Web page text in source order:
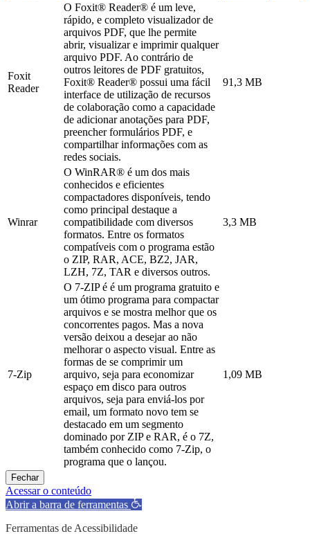
Foxit
Reader
O Foxit® Reader® é um leve,
rápido, e completo visualizador de
arquivos PDF, que lhe permite
abrir, visualizar e imprimir qualquer
arquivo PDF. Ao contrário de
outros leitores de PDF gratuitos,
Foxit® Reader® possui uma fácil
interface de utilização de recursos
de colaboração como a capacidade
de adicionar anotações para PDF,
preencher formulários PDF, e
compartilhar informações com as
redes sociais.
91,3 MB
Winrar
O WinRAR® é um dos mais
conhecidos e eficientes
compactadores disponíveis, tendo
como principal destaque a
compatibilidade com diversos
formatos. Entre os formatos
compatíveis com o programa estão
o ZIP, RAR, ACE, BZ2, JAR,
LZH, 7Z, TAR e diversos outros.
3,3 MB
7-Zip
O 7-ZIP é é um programa gratuito e
um ótimo programa para compactar
arquivos e se mostra melhor que os
concorrentes pagos. Mas a nova
versão deixou a desejar ao não
melhorar o aspecto visual. Entre as
formas de se comprimir um
arquivo, seja para economizar
espaço em disco para outros
arquivos, seja para enviá-los por
email, um formato novo tem se
destacado em um segmento
dominado por ZIP e RAR, é o 7Z,
também conhecido como 7-Zip, o
programa que o lançou.
1,09 MB
Fechar
Acessar o conteúdo
Abrir a barra de ferramentas
Ferramentas de Acessibilidade